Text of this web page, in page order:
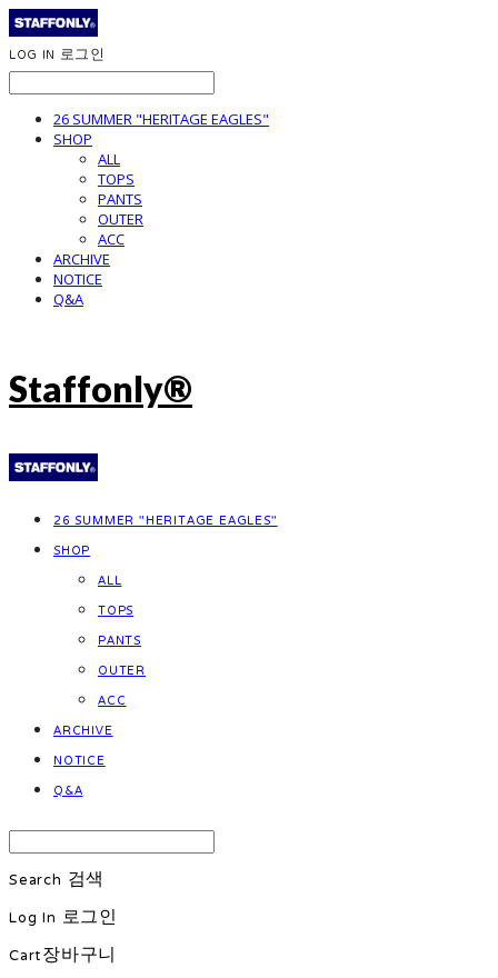
LOG IN 로그인
26 SUMMER "HERITAGE EAGLES"
SHOP
ALL
TOPS
PANTS
OUTER
ACC
ARCHIVE
NOTICE
Q&A
Staffonly®
26 SUMMER "HERITAGE EAGLES"
SHOP
ALL
TOPS
PANTS
OUTER
ACC
ARCHIVE
NOTICE
Q&A
Search 검색
Log In 로그인
Cart장바구니